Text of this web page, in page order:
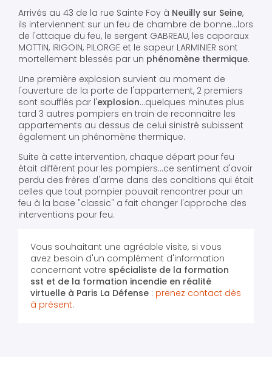
Arrivés au 43 de la rue Sainte Foy à Neuilly sur Seine,
ils interviennent sur un feu de chambre de bonne...lors
de l'attaque du feu, le sergent GABREAU, les caporaux
MOTTIN, IRIGOIN, PILORGE et le sapeur LARMINIER sont
mortellement blessés par un phénomène thermique.
Une première explosion survient au moment de
l'ouverture de la porte de l'appartement, 2 premiers
sont soufflés par l'explosion...quelques minutes plus
tard 3 autres pompiers en train de reconnaitre les
appartements au dessus de celui sinistré subissent
également un phénomène thermique.
Suite à cette intervention, chaque départ pour feu
était différent pour les pompiers...ce sentiment d'avoir
perdu des frères d'arme dans des conditions qui était
celles que tout pompier pouvait rencontrer pour un
feu à la base "classic" a fait changer l'approche des
interventions pour feu.
Vous souhaitant une agréable visite, si vous
avez besoin d'un complément d'information
concernant votre spécialiste de la formation
sst et de la formation incendie en réalité
virtuelle à Paris La Défense : prenez contact dès
à présent.